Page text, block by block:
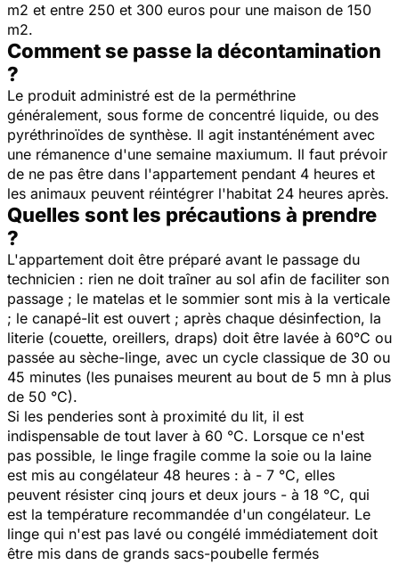
m2 et entre 250 et 300 euros pour une maison de 150
m2.
Comment se passe la décontamination
?
Le produit administré est de la perméthrine
généralement, sous forme de concentré liquide, ou des
pyréthrinoïdes de synthèse. Il agit instanténément avec
une rémanence d'une semaine maxiumum. Il faut prévoir
de ne pas être dans l'appartement pendant 4 heures et
les animaux peuvent réintégrer l'habitat 24 heures après.
Quelles sont les précautions à prendre
?
L'appartement doit être préparé avant le passage du
technicien : rien ne doit traîner au sol afin de faciliter son
passage ; le matelas et le sommier sont mis à la verticale
; le canapé-lit est ouvert ; après chaque désinfection, la
literie (couette, oreillers, draps) doit être lavée à 60°C ou
passée au sèche-linge, avec un cycle classique de 30 ou
45 minutes (les punaises meurent au bout de 5 mn à plus
de 50 °C).
Si les penderies sont à proximité du lit, il est
indispensable de tout laver à 60 °C. Lorsque ce n'est
pas possible, le linge fragile comme la soie ou la laine
est mis au congélateur 48 heures : à - 7 °C, elles
peuvent résister cinq jours et deux jours - à 18 °C, qui
est la température recommandée d'un congélateur. Le
linge qui n'est pas lavé ou congélé immédiatement doit
être mis dans de grands sacs-poubelle fermés